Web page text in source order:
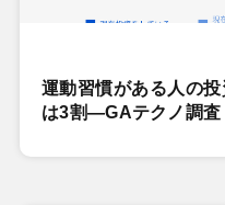
運動習慣がある人の
は3割―GAテクノ調査